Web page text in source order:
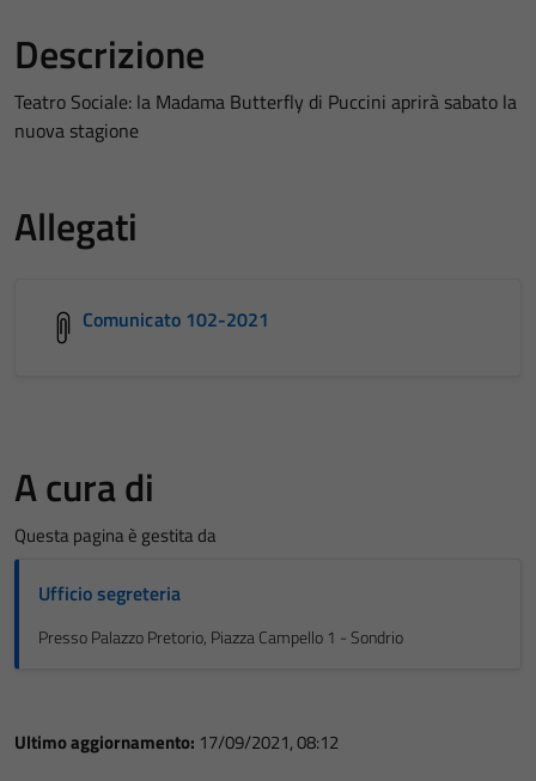
Descrizione
Teatro Sociale: la Madama Butterfly di Puccini aprirà sabato la
nuova stagione
Allegati
Comunicato 102-2021
A cura di
Questa pagina è gestita da
Ufficio segreteria
Presso Palazzo Pretorio, Piazza Campello 1 - Sondrio
Ultimo aggiornamento: 17/09/2021, 08:12